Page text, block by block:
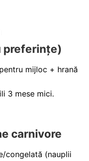
preferințe)
mijloc + hrană
3 mese mici.
carnivore
congelată (nauplii